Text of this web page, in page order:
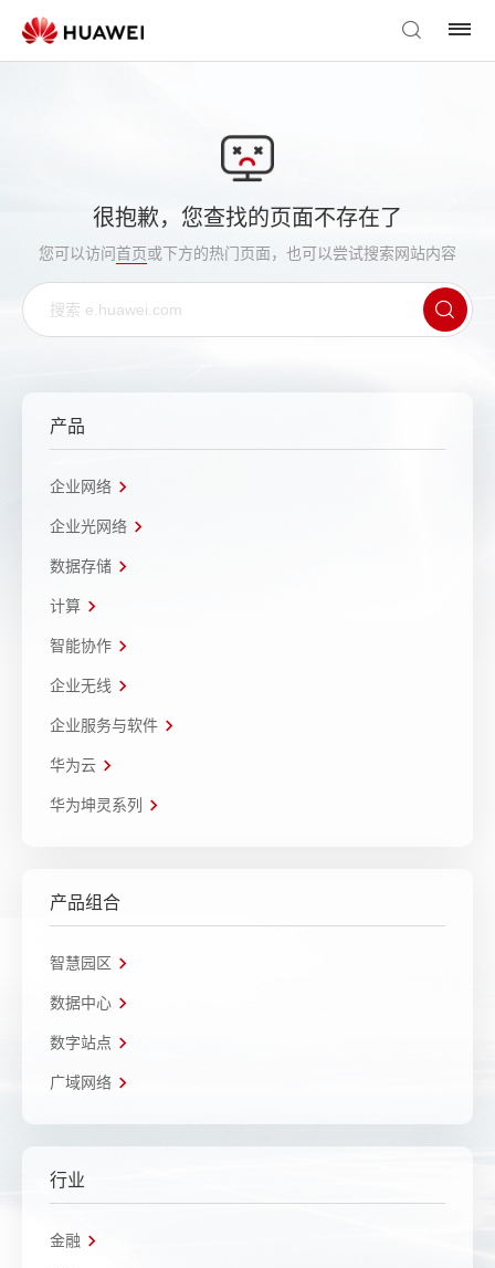
很抱歉，您查找的页面不存在了
您可以访问首页或下方的热门页面，也可以尝试搜索网站内容
产品
企业网络
企业光网络
数据存储
计算
智能协作
企业无线
企业服务与软件
华为云
华为坤灵系列
产品组合
智慧园区
数据中心
数字站点
广域网络
行业
金融